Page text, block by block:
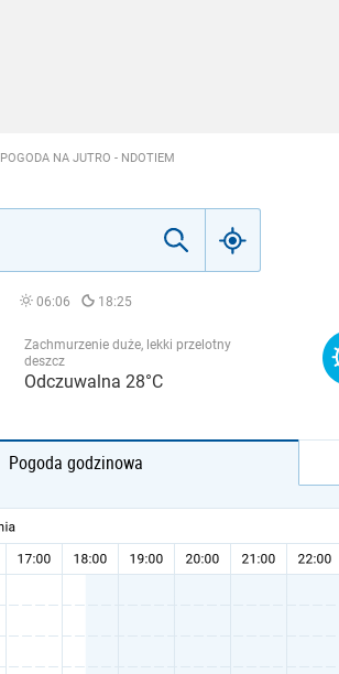
POGODA NA JUTRO - NDOTIEM
06:06 18:25
Zachmurzenie duże, lekki przelotny
deszcz
Odczuwalna 28°C
Pogoda godzinowa